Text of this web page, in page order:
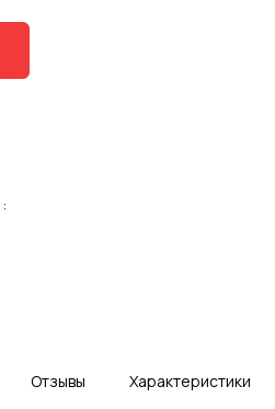
:
Отзывы Характеристики